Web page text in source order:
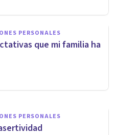
PERSONALES
que mi familia ha
PERSONALES
con un
PERSONALES